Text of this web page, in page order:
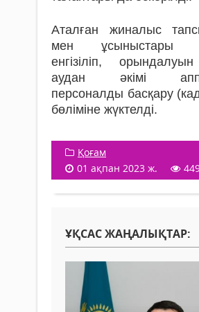
Аталған жиналыс
мен ұсыныстары
енгізіліп,
аудан әкімі
персоналды басқару
бөліміне жүктелді.
Қоғам
01 ақпан 2023 ж.
ҰҚСАС ЖАҢАЛЫҚТАР: